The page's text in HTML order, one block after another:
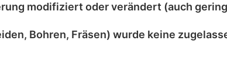
modifiziert oderverändert (auch
Bohren, Fräsen) wurde keine